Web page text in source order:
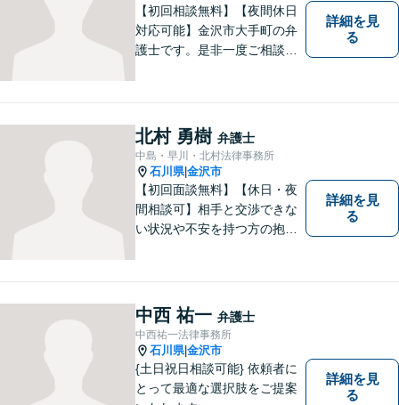
【初回相談無料】【夜間休日
対応可能】金沢市大手町の弁
護士です。是非一度ご相談く
詳細を見
る
北村 勇樹 弁護士
中島・早川・北村法律事務所
石川県|金沢市
【初回面談無料】【休日・夜
間相談可】相手と交渉できな
い状況や不安を持つ方の抱え
す。悩んでいる人は、一度弁
護士に話を聞いてもらうこと
でトラブル解決のきっかけを
つかむことができるかもしれ
ません。
詳細を見
る
中西 祐一 弁護士
中西祐一法律事務所
石川県|金沢市
{土日祝日相談可能} 依頼者に
とって最適な選択肢をご提案
詳細を見
る